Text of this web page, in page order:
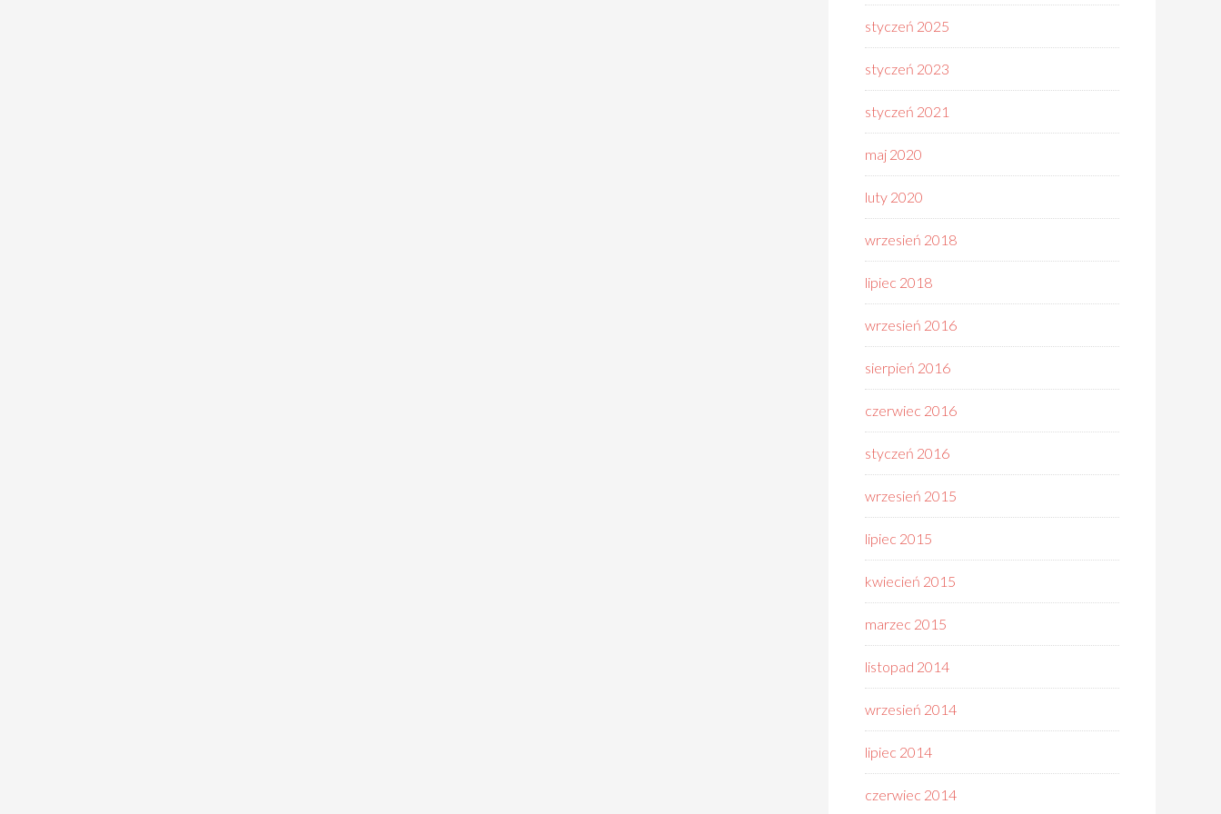
styczeń 2025
styczeń 2023
styczeń 2021
maj 2020
luty 2020
wrzesień 2018
lipiec 2018
wrzesień 2016
sierpień 2016
czerwiec 2016
styczeń 2016
wrzesień 2015
lipiec 2015
kwiecień 2015
marzec 2015
listopad 2014
wrzesień 2014
lipiec 2014
czerwiec 2014